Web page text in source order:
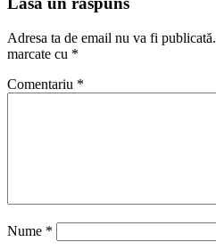
Adresa ta de email nu va fi publicată.
marcate cu *
Comentariu *
Nume *